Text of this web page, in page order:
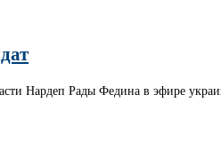
Нардеп Рады Федина в эфире